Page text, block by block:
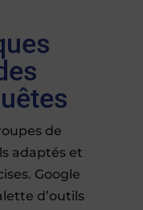
de
adaptés et
Google
d’outils